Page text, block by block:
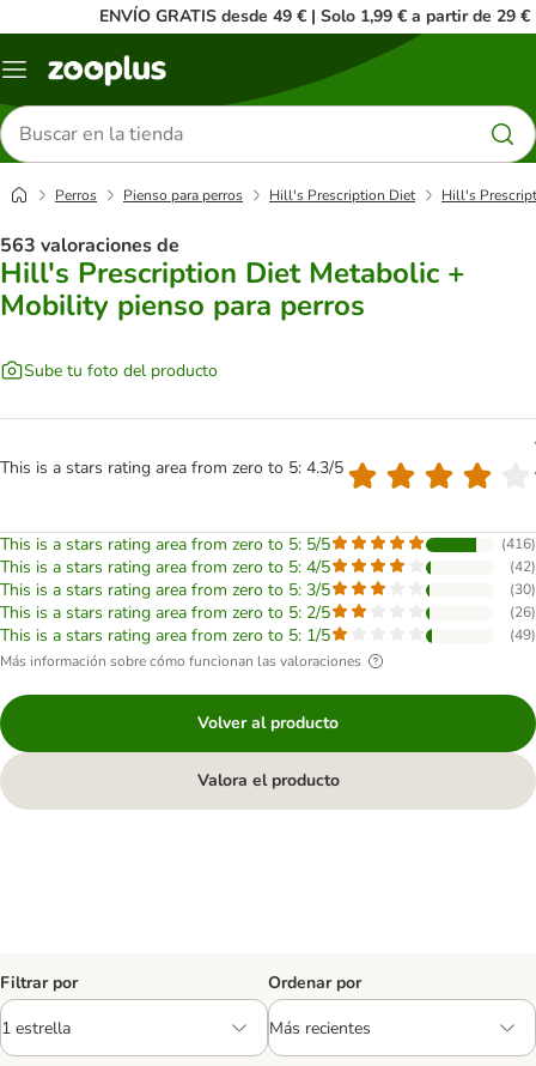
ENVÍO GRATIS desde 49 € | Solo 1,99 € a partir de 29 €
Menú
Buscar
productos
Perros Pienso para perros Hill's Prescription Diet Hill's
563 valoraciones de
Hill's Prescription Diet Metabolic +
Mobility pienso para perros
Sube tu foto del producto
This is a stars rating area from zero to 5: 4.3/5
This is a stars rating area from zero to 5: 5/5 (416)
This is a stars rating area from zero to 5: 4/5 (42)
This is a stars rating area from zero to 5: 3/5 (30)
This is a stars rating area from zero to 5: 2/5 (26)
This is a stars rating area from zero to 5: 1/5 (49)
Más información sobre cómo funcionan las valoraciones
Volver al producto
Valora el producto
Filtrar por Ordenar por